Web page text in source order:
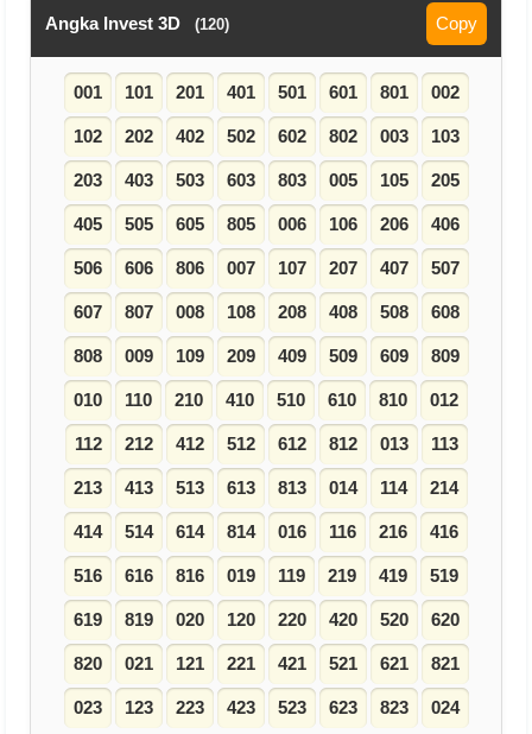
Angka Invest 3D (120) Copy
001 101 201 401 501 601 801 002
102 202 402 502 602 802 003 103
203 403 503 603 803 005 105 205
405 505 605 805 006 106 206 406
506 606 806 007 107 207 407 507
607 807 008 108 208 408 508 608
808 009 109 209 409 509 609 809
010 110 210 410 510 610 810 012
112 212 412 512 612 812 013 113
213 413 513 613 813 014 114 214
414 514 614 814 016 116 216 416
516 616 816 019 119 219 419 519
619 819 020 120 220 420 520 620
820 021 121 221 421 521 621 821
023 123 223 423 523 623 823 024